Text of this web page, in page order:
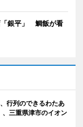
「銀平」 鯛飯が看
行列のできるわたあ
三重県津市のイオン